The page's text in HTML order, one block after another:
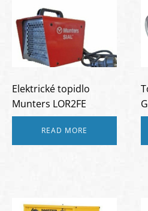
Elektrické topidlo
Munters LOR2FE
READ MORE